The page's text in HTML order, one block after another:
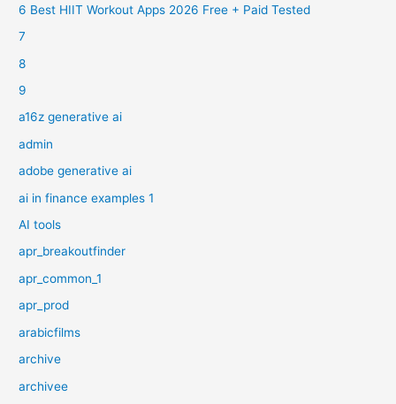
6 Best HIIT Workout Apps 2026 Free + Paid Tested
7
8
9
a16z generative ai
admin
adobe generative ai
ai in finance examples 1
AI tools
apr_breakoutfinder
apr_common_1
apr_prod
arabicfilms
archive
archivee